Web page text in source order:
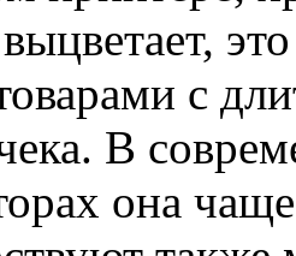
с
В
она